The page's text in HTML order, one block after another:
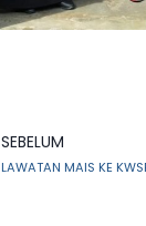
SEBELUM
LAWATAN MAIS KE